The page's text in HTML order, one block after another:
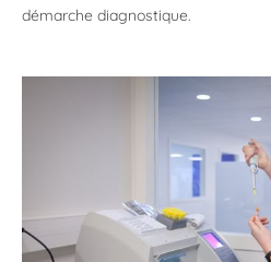
démarche diagnostique.